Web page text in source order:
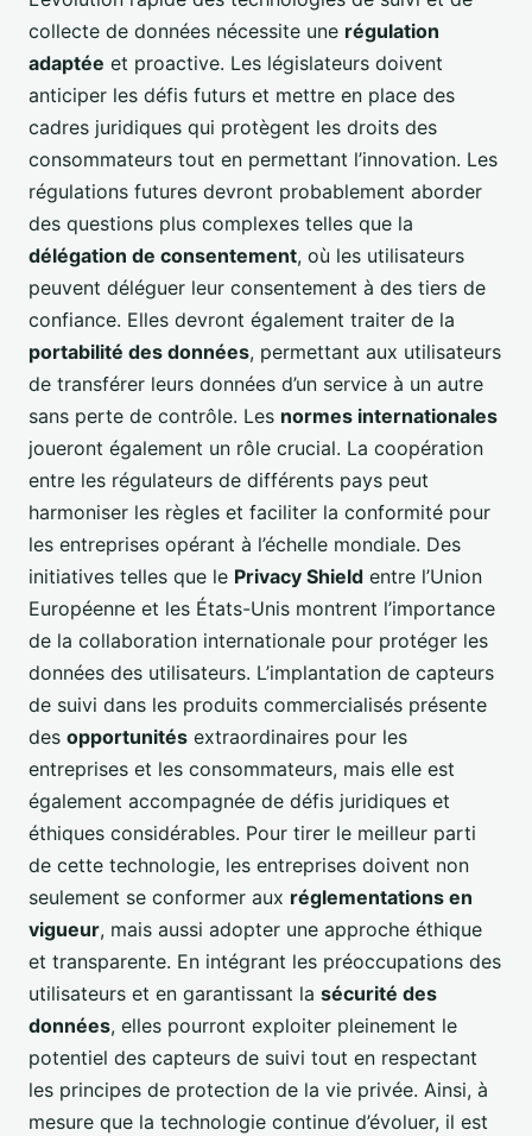
collecte de données nécessite une régulation
adaptée et proactive. Les législateurs doivent
anticiper les défis futurs et mettre en place des
cadres juridiques qui protègent les droits des
consommateurs tout en permettant l’innovation. Les
régulations futures devront probablement aborder
des questions plus complexes telles que la
délégation de consentement, où les utilisateurs
peuvent déléguer leur consentement à des tiers de
confiance. Elles devront également traiter de la
portabilité des données, permettant aux utilisateurs
de transférer leurs données d’un service à un autre
sans perte de contrôle. Les normes internationales
joueront également un rôle crucial. La coopération
entre les régulateurs de différents pays peut
harmoniser les règles et faciliter la conformité pour
les entreprises opérant à l’échelle mondiale. Des
initiatives telles que le Privacy Shield entre l’Union
Européenne et les États-Unis montrent l’importance
de la collaboration internationale pour protéger les
données des utilisateurs. L’implantation de capteurs
de suivi dans les produits commercialisés présente
des opportunités extraordinaires pour les
entreprises et les consommateurs, mais elle est
également accompagnée de défis juridiques et
éthiques considérables. Pour tirer le meilleur parti
de cette technologie, les entreprises doivent non
seulement se conformer aux réglementations en
vigueur, mais aussi adopter une approche éthique
et transparente. En intégrant les préoccupations des
utilisateurs et en garantissant la sécurité des
données, elles pourront exploiter pleinement le
potentiel des capteurs de suivi tout en respectant
les principes de protection de la vie privée. Ainsi, à
mesure que la technologie continue d’évoluer, il est